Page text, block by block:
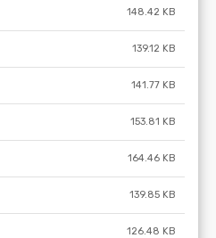
148.42 KB
139.12 KB
141.77 KB
153.81 KB
164.46 KB
139.85 KB
126.48 KB